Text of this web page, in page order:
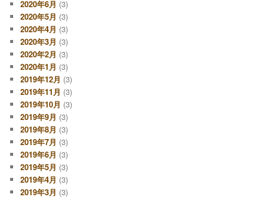
2020年6月 (3)
2020年5月 (3)
2020年4月 (3)
2020年3月 (3)
2020年2月 (3)
2020年1月 (3)
2019年12月 (3)
2019年11月 (3)
2019年10月 (3)
2019年9月 (3)
2019年8月 (3)
2019年7月 (3)
2019年6月 (3)
2019年5月 (3)
2019年4月 (3)
2019年3月 (3)